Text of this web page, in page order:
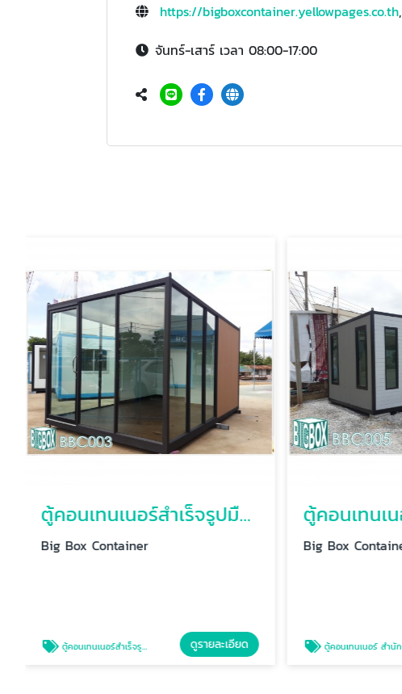
https://bigboxcontainer.yellowpages.co.th,
จันทร์-เสาร์ เวลา 08:00-17:00
ตู้คอนเทนเนอร์สำเร็จรูปมือสอง
Big Box Container
ตู้คอนเทนเนอร์สำเร็จรูปมือสอง ดูรายละเอียด
Big Box
ตู้คอนเทนเนอร์ สำนักงานเคลื่อ